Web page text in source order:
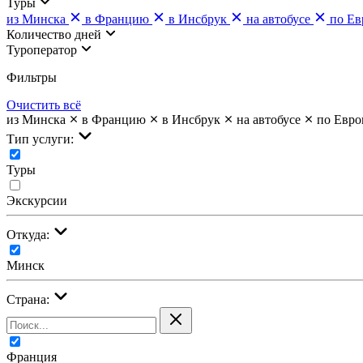
из Минска
в Францию в Инсбрук на автобусе
по
Количество дней
Туроператор
Фильтры
Очистить всё
из Минска
в Францию в Инсбрук на автобусе
по
Тип услуги:
Туры
Экскурсии
Откуда:
Минск
Страна:
Франция